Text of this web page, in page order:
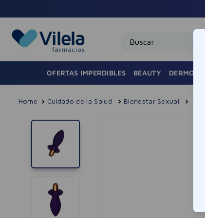
OFERTAS IMPERDIBLES BEAUTY
Cuidado de la Salud Bienestar Sexual